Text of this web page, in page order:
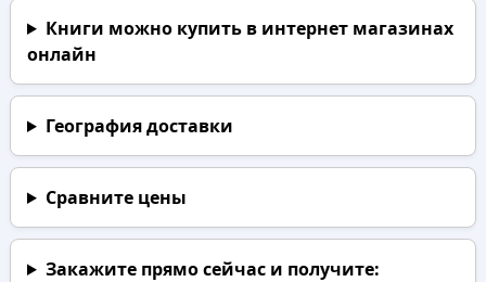
Книги можно купить в интернет магазинах
онлайн
География доставки
Сравните цены
Закажите прямо сейчаси получите: